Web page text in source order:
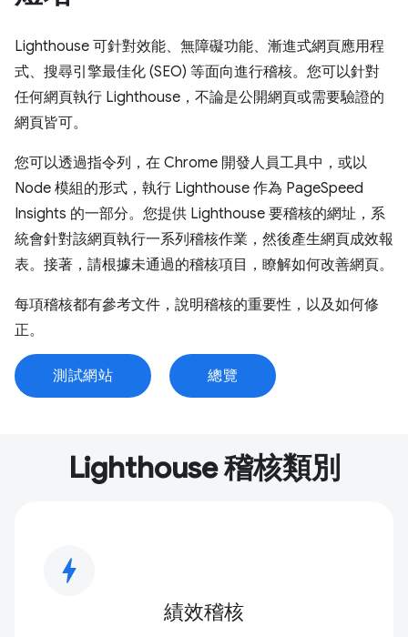
Lighthouse 可針對效能、無障礙功能、漸進式網頁應用程
式、搜尋引擎最佳化 (SEO) 等面向進行稽核。您可以針對
任何網頁執行 Lighthouse，不論是公開網頁或需要驗證的
網頁皆可。
您可以透過指令列，在 Chrome 開發人員工具中，或以
Node 模組的形式，執行 Lighthouse 作為 PageSpeed
Insights 的一部分。您提供 Lighthouse 要稽核的網址，系
統會針對該網頁執行一系列稽核作業，然後產生網頁成效報
表。接著，請根據未通過的稽核項目，瞭解如何改善網頁。
每項稽核都有參考文件，說明稽核的重要性，以及如何修
正。
測試網站 總覽
Lighthouse 稽核類別
bolt
績效稽核